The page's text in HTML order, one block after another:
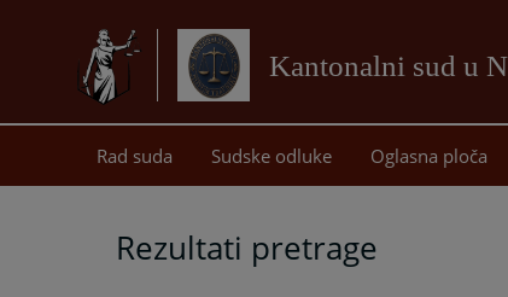
Kantonalni sud u
Rad suda Sudske odluke Oglasna ploča
Rezultati pretrage